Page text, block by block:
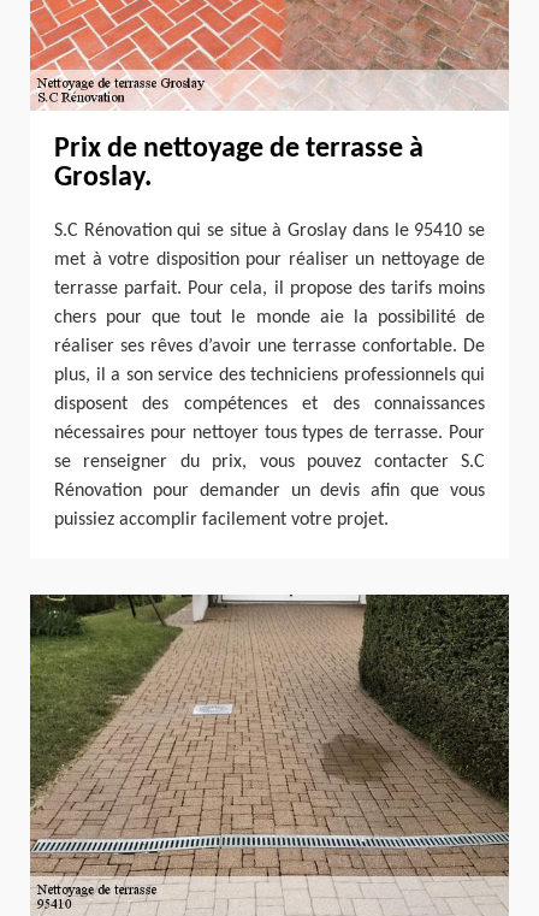
Prix de nettoyage de terrasse à
Groslay.
S.C Rénovation qui se situe à Groslay dans le 95410 se
met à votre disposition pour réaliser un nettoyage de
terrasse parfait. Pour cela, il propose des tarifs moins
chers pour que tout le monde aie la possibilité de
réaliser ses rêves d’avoir une terrasse confortable. De
plus, il a son service des techniciens professionnels qui
disposent des compétences et des connaissances
nécessaires pour nettoyer tous types de terrasse. Pour
se renseigner du prix, vous pouvez contacter S.C
Rénovation pour demander un devis afin que vous
puissiez accomplir facilement votre projet.